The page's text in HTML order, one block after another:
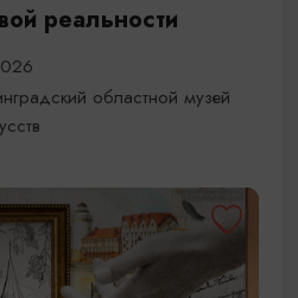
реальности
областной музей